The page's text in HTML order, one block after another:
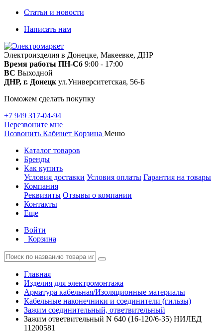
Статьи и новости
Написать нам
Электроизделия в Донецке, Макеевке, ДНР
Время работы ПН-Сб 9:00 - 17:00
ВС Выходной
ДНР, г. Донецк ул.Университетская, 56-Б
Поможем сделать покупку
+7 949 317-04-94
Перезвоните мне
Позвонить Кабинет Корзина Меню
Каталог товаров
Бренды
Как купить
Условия доставки Условия оплаты Гарантия на товары
Компания
Реквизиты Отзывы о компании
Контакты
Еще
Войти
Корзина
Главная
Изделия для электромонтажа
Арматура кабельная/Изоляционные материалы
Кабельные наконечники и соединители (гильзы)
Зажим соединительный, ответвительный
Зажим ответвительный N 640 (16-120/6-35) НИЛЕД
11200581